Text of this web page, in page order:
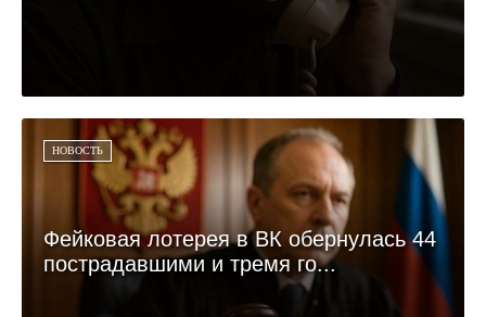
НОВОСТЬ
Фейковая лотерея в ВК обернулась 44
пострадавшими и тремя го...